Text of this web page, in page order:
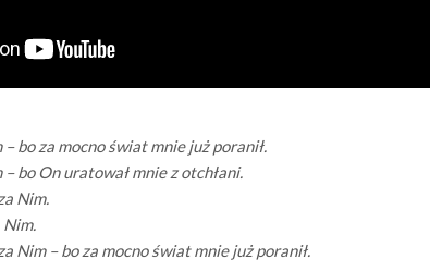
– bo za mocno świat mnie już poranił.
bo On uratował mnie z otchłani.
Nim.
Nim – bo za mocno świat mnie już poranił.